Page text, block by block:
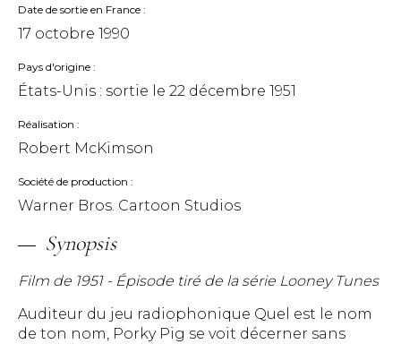
Date de sortie en France
17 octobre 1990
Pays d'origine
États-Unis : sortie le 22 décembre 1951
Réalisation
Robert McKimson
Société de production
Warner Bros. Cartoon Studios
Synopsis
Film de 1951 - Épisode tiré de la série Looney Tunes
Auditeur du jeu radiophonique Quel est le nom
de ton nom, Porky Pig se voit décerner sans